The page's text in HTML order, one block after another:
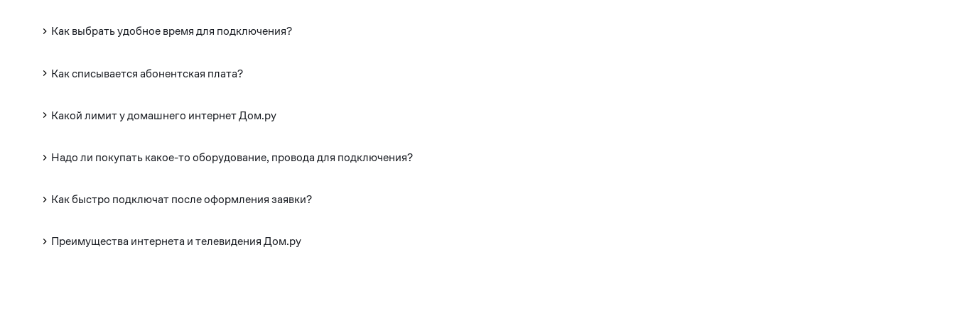
Как выбрать удобное время для подключения?
Как списывается абонентская плата?
Какой лимит у домашнего интернет Дом.ру
Надо ли покупать какое-то оборудование, провода для подключения?
Как быстро подключат после оформления заявки?
Преимущества интернета и телевидения Дом.ру